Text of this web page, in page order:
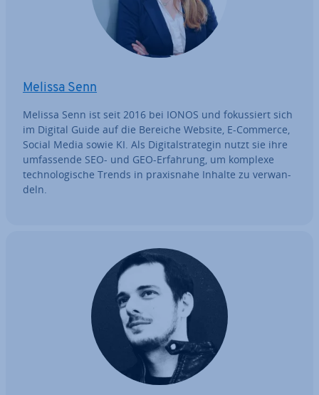
Melissa Senn
Melissa Senn ist seit 2016 bei IONOS und fo­kus­siert sich
im Digital Guide auf die Bereiche Website, E-Commerce,
Social Media sowie KI. Als Di­gi­tal­stra­te­gin nutzt sie ihre
um­fas­sen­de SEO- und GEO-Erfahrung, um komplexe
tech­no­lo­gi­sche Trends in pra­xis­na­he Inhalte zu ver­wan­
deln.